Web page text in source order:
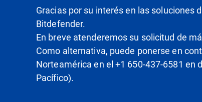
Gracias por su interés en las soluciones
Bitdefender.
En breve atenderemos su solicitud de
Como alternativa, puede ponerse en
Norteamérica en el +1 650-437-6581 en
Pacífico).